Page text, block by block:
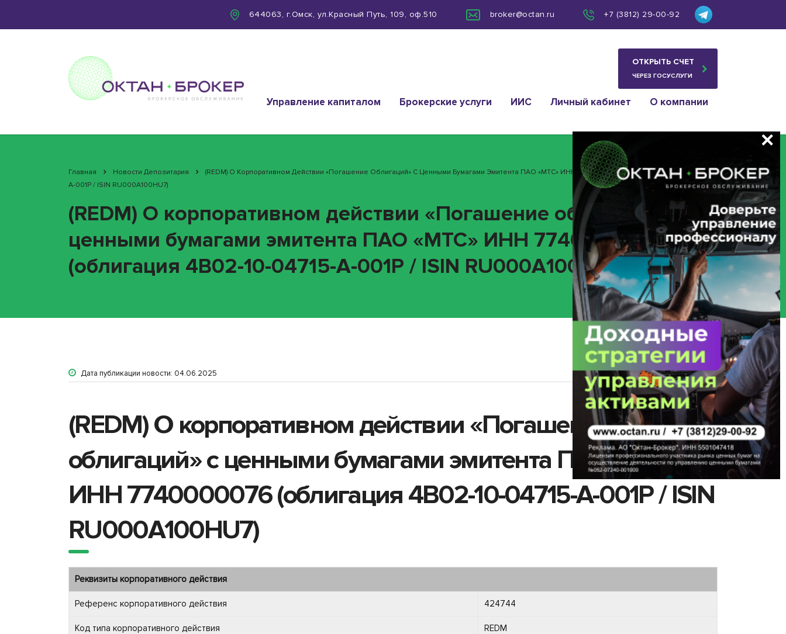
644063, г.Омск, ул.Красный Путь, 109, оф.510 broker@octan.ru +7 (3812) 29-00-92
ОТКРЫТЬ СЧЕТ
ЧЕРЕЗ ГОСУСЛУГИ
Управление капиталом Брокерские услуги ИИС Личный кабинет О компании
Главная Новости Депозитария
(REDM) О Корпоративном Действии «Погашение Облигаций» С Ценными Бумагами Эмитента ПАО «МТС» ИНН 7740000076 (облигация 4B02-10-04715-
A-001P / ISIN RU000A100HU7)
(REDM) О корпоративном действии «Погашение облигаций» с
ценными бумагами эмитента ПАО «МТС» ИНН 7740000076
(облигация 4B02-10-04715-A-001P / ISIN RU000A100HU7)
Дата публикации новости: 04.06.2025
(REDM) О корпоративном действии «Погашение
облигаций» с ценными бумагами эмитента ПАО «МТС»
ИНН 7740000076 (облигация 4B02-10-04715-A-001P / ISIN
RU000A100HU7)
Реквизиты корпоративного действия
Референс корпоративного действия 424744
Код типа корпоративного действия REDM